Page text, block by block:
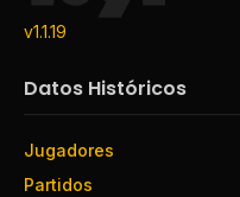
v1.1.19
Datos Históricos
Jugadores
Partidos